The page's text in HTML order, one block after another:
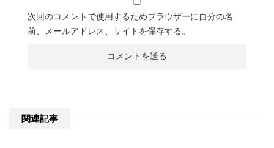
次回のコメントで使用するためブラウザーに自分の名
前、メールアドレス、サイトを保存する。
関連記事